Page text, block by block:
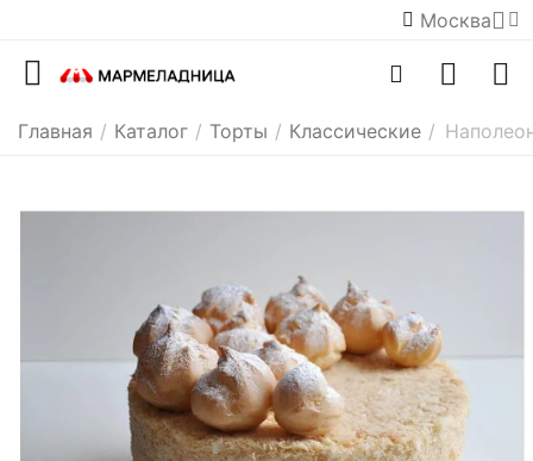
Москва
Главная / Каталог / Торты / Классические /